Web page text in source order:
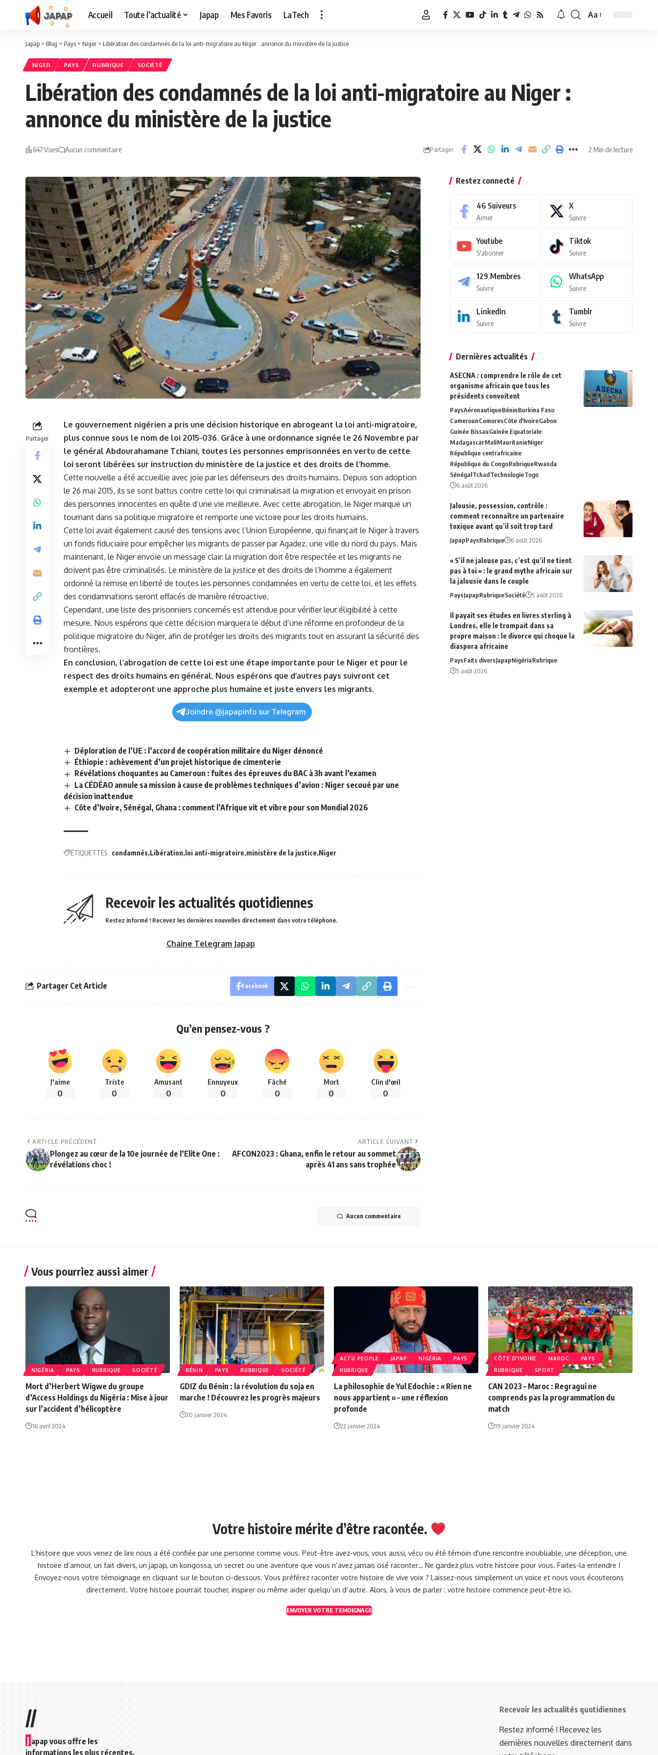
Accueil Toute l’actualité Japap Mes Favoris LaTech
Redimensionner
Aa
Japap > Blog > Pays > Niger > Libération des condamnés de la loi anti-migratoire au Niger : annonce du ministère de la justice
NIGER PAYS RUBRIQUE SOCIÉTÉ
Libération des condamnés de la loi anti-migratoire au Niger :
annonce du ministère de la justice
647 Vues Aucun commentaire Partager 2 Min de lecture
Partager
Le gouvernement nigérien a pris ⁤une décision⁤ historique en abrogeant‌ la loi anti-migratoire,
plus ⁣connue sous le nom⁣ de loi 2015-036. Grâce à une⁤ ordonnance signée le 26 Novembre par
le ⁢général Abdourahamane Tchiani, toutes les personnes‌ emprisonnées ‍en vertu‍ de cette
loi seront libérées⁣ sur instruction du ministère⁣ de la justice ‌et des ‍droits de l’homme.
Cette nouvelle a été accueillie avec joie par⁢ les défenseurs des droits ​humains. ‍Depuis son adoption
le 26 mai 2015, ils se sont battus contre cette loi qui criminalisait ‍la migration et envoyait en⁣ prison
des personnes innocentes en quête d’une vie meilleure. Avec cette abrogation, le Nigermarque un
tournant dans⁢ sa politique migratoire et remporte ⁤une victoire pour⁤ les droits humains.
Cette loi avait également causé des tensions‍ avec l’Union Européenne, qui⁤ finançait le Niger à travers
un fonds fiduciaire pour empêcher les migrants de passer⁣ par Agadez, une ville du nord du pays. Mais
maintenant, le Niger ‌envoie un‍ message clair: la⁣ migration doit être respectée et les⁤ migrants⁢ ne
doivent pas être criminalisés. Le ministère de la‌ justice et‍ des ⁢droits de l’homme a également
ordonné la remise en liberté de toutes les personnes ⁤condamnées en vertu de⁢ cette loi, ⁢et les effets
des​ condamnations seront effacés⁤ de manière rétroactive.
Cependant, une liste des prisonniers concernés est attendue pour vérifier⁢ leur ‍éligibilité à cette
mesure. Nous espérons que cette‍ décision marquera le début d’une réforme en profondeur de la
politique migratoire du Niger, afin de ‍protéger les droits des migrants ⁣tout en ‌assurant la sécurité des
frontières.
En conclusion, l’abrogation de cette loi est une⁤ étape importante pour le‌ Niger et pour le
respect des droits humains en général.⁤ Nous espérons⁣ que d’autres pays suivront cet
exemple⁤ et adopteront une ​approche plus humaine et juste envers les migrants.
Joindre @japapinfo sur Telegram
Déploration de l’UE : l’accord de coopération militaire du Niger dénoncé
Éthiopie : achèvement d’un projet historique de cimenterie
Révélations choquantes au Cameroun : fuites des épreuves du BAC à 3h avant l’examen
La CÉDÉAO annule sa mission à cause de problèmes techniques d’avion : Niger secoué par une
décision inattendue
Côte d’Ivoire, Sénégal, Ghana : comment l’Afrique vit et vibre pour son Mondial 2026
ÉTIQUETTES : condamnés Libération loi anti-migratoire ministère de la justice Niger
Recevoir les actualités quotidiennes
Restez informé ! Recevez les dernières nouvelles directement dans votre téléphone.
Chaine Telegram Japap
Partager Cet Article Facebook
Qu’en pensez-vous ?
J'aime
0
Triste
0
Amusant
0
Ennuyeux
0
Fâché
0
Mort
0
Clin d'œil
0
ARTICLE PRÉCÉDENT
Plongez au cœur de la 10e journée de l’Elite One :
révélations choc !
ARTICLE SUIVANT
AFCON2023 : Ghana, enfin le retour au sommet
après 41 ans sans trophée
Aucun commentaire
Restez connecté
46 Suiveurs
Aimer
X
Suivre
Youtube
S'abonner
Tiktok
Suivre
129 Membres
Suivre
WhatsApp
Suivre
LinkedIn
Suivre
Tumblr
Suivre
Dernières actualités
ASECNA : comprendre le rôle de cet
organisme africain que tous les
présidents convoitent
PaysAéronautiqueBéninBurkina Faso
CamerounComoresCôte d'IvoireGabon
Guinée BissauGuinée Equatoriale
MadagascarMaliMauritanieNiger
République centrafricaine
République du CongoRubriqueRwanda
SénégalTchadTechnologieTogo
6 août 2026
Jalousie, possession, contrôle :
comment reconnaître un partenaire
toxique avant qu’il soit trop tard
JapapPaysRubrique 6 août 2026
« S’il ne jalouse pas, c’est qu’il ne tient
pas à toi » : le grand mythe africain sur
la jalousie dans le couple
PaysJapapRubriqueSociété 5 août 2026
Il payait ses études en livres sterling à
Londres, elle le trompait dans sa
propre maison : le divorce qui choque la
diaspora africaine
PaysFaits diversJapapNigériaRubrique
5 août 2026
Vous pourriez aussi aimer
NIGÉRIA PAYS RUBRIQUE SOCIÉTÉ
Mort d’Herbert Wigwe du groupe
d’Access Holdings du Nigéria : Mise à jour
sur l’accident d’hélicoptère
16 avril 2024
BÉNIN PAYS RUBRIQUE SOCIÉTÉ
GDIZ du Bénin : la révolution du soja en
marche ! Découvrez les progrès majeurs
20 janvier 2024
ACTU PEOPLE JAPAP NIGÉRIA
PAYS
RUBRIQUE
La philosophie de Yul Edochie : « Rien ne
nous appartient » – une réflexion
profonde
22 janvier 2024
CÔTE D'IVOIRE MAROC
PAYS
RUBRIQUE
SPORT
CAN 2023 – Maroc : Regragui ne
comprends pas la programmation du
match
19 janvier 2024
Votre histoire mérite d’être racontée.
L’histoire que vous venez de lire nous a été confiée par une personne comme vous. Peut-être avez-vous, vous aussi, vécu ou été témoin d'une rencontre inoubliable, une déception, une
histoire d’amour, un fait divers, un japap, un kongossa, un secret ou une aventure que vous n’avez jamais osé raconter… Ne gardez plus votre histoire pour vous. Faites-la entendre !
Envoyez-nous votre témoignage en cliquant sur le bouton ci-dessous. Vous préférez raconter votre histoire de vive voix ? Laissez-nous simplement un voice et nous vous écouterons
directement. Votre histoire pourrait toucher, inspirer ou même aider quelqu’un d’autre. Alors, à vous de parler : votre histoire commence peut-être ici.
ENVOYER VOTRE TEMOIGNAGE
//
J apap vous offre les
informations les plus récentes,
Recevoir les actualités quotidiennes
Restez informé ! Recevez les
dernières nouvelles directement dans